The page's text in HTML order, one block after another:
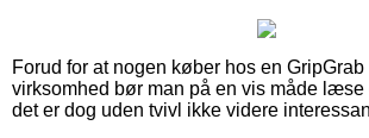
Forud for at nogen køber hos en GripGrab
virksomhed bør man på en vis måde læse
det er dog uden tvivl ikke videre